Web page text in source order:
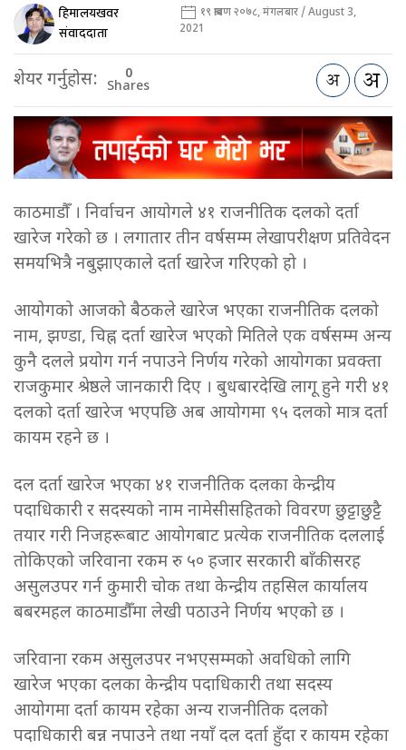
हिमालयखवर
संवाददाता
१९ श्रावण २०७८, मंगलबार / August 3,
2021
शेयर गर्नुहोस: 0
Shares
काठमाडौँ । निर्वाचन आयोगले ४१ राजनीतिक दलको दर्ता
खारेज गरेको छ । लगातार तीन वर्षसम्म लेखापरीक्षण प्रतिवेदन
समयभित्रै नबुझाएकाले दर्ता खारेज गरिएको हो ।
आयोगको आजको बैठकले खारेज भएका राजनीतिक दलको
नाम, झण्डा, चिह्न दर्ता खारेज भएको मितिले एक वर्षसम्म अन्य
कुनै दलले प्रयोग गर्न नपाउने निर्णय गरेको आयोगका प्रवक्ता
राजकुमार श्रेष्ठले जानकारी दिए । बुधबारदेखि लागू हुने गरी ४१
दलको दर्ता खारेज भएपछि अब आयोगमा ९५ दलको मात्र दर्ता
कायम रहने छ ।
दल दर्ता खारेज भएका ४१ राजनीतिक दलका केन्द्रीय
पदाधिकारी र सदस्यको नाम नामेसीसहितको विवरण छुट्टाछुट्टै
तयार गरी निजहरूबाट आयोगबाट प्रत्येक राजनीतिक दललाई
तोकिएको जरिवाना रकम रु ५० हजार सरकारी बाँकीसरह
असुलउपर गर्न कुमारी चोक तथा केन्द्रीय तहसिल कार्यालय
बबरमहल काठमाडौँमा लेखी पठाउने निर्णय भएको छ ।
जरिवाना रकम असुलउपर नभएसम्मको अवधिको लागि
खारेज भएका दलका केन्द्रीय पदाधिकारी तथा सदस्य
आयोगमा दर्ता कायम रहेका अन्य राजनीतिक दलको
पदाधिकारी बन्न नपाउने तथा नयाँ दल दर्ता हुँदा र कायम रहेका